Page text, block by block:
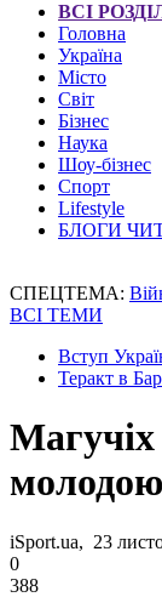
ВСІ
Головна
Україна
Місто
Світ
Бізнес
Наука
Шоу-бізнес
Спорт
Lifestyle
БЛОГИ
СПЕЦТЕМА:
ВСІ ТЕМИ
Вступ
Теракт в
молодою
iSport.ua, 23
0
388